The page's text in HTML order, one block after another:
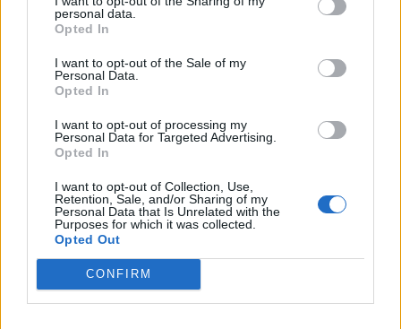
personal data.
Opted In
I want to opt-out of the Sale of my
Personal Data.
Opted In
I want to opt-out of processing my
Personal Data for Targeted Advertising.
Opted In
I want to opt-out of Collection, Use,
Retention, Sale, and/or Sharing of my
Personal Data that Is Unrelated with the
Purposes for which it was collected.
Opted Out
CONFIRM
PARAPOLITIKA NEWSROOM
Δολοφονία Σταυρούλας Λεβεντάκη στα
Χανιά: Το βίντεο που "έκαψε" τον
43χρονο - Το διέγραψε, αλλά το
ανέκτησε η ΕΛΑΣ
Αποδέχομαι τους
και την πολιτική απορρήτου
X